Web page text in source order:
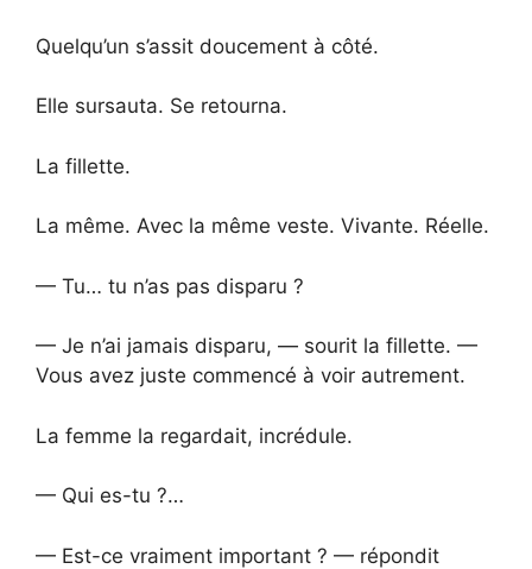
Quelqu’un s’assit doucement à côté.
Elle sursauta. Se retourna.
La fillette.
La même. Avec la même veste. Vivante. Réelle.
— Tu… tu n’as pas disparu ?
— Je n’ai jamais disparu, — sourit la fillette. —
Vous avez juste commencé à voir autrement.
La femme la regardait, incrédule.
— Qui es-tu ?…
— Est-ce vraiment important ? — répondit